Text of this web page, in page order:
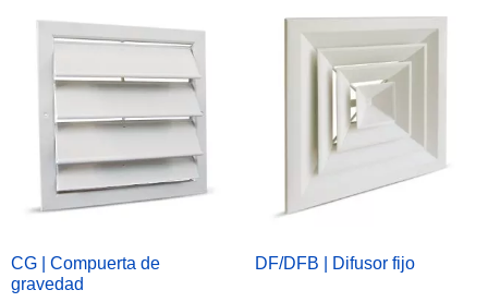
CG | Compuerta de
gravedad
DF/DFB | Difusor fijo